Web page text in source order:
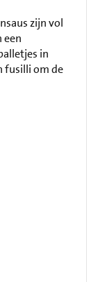
zijn vol
een
in
fusilli om de